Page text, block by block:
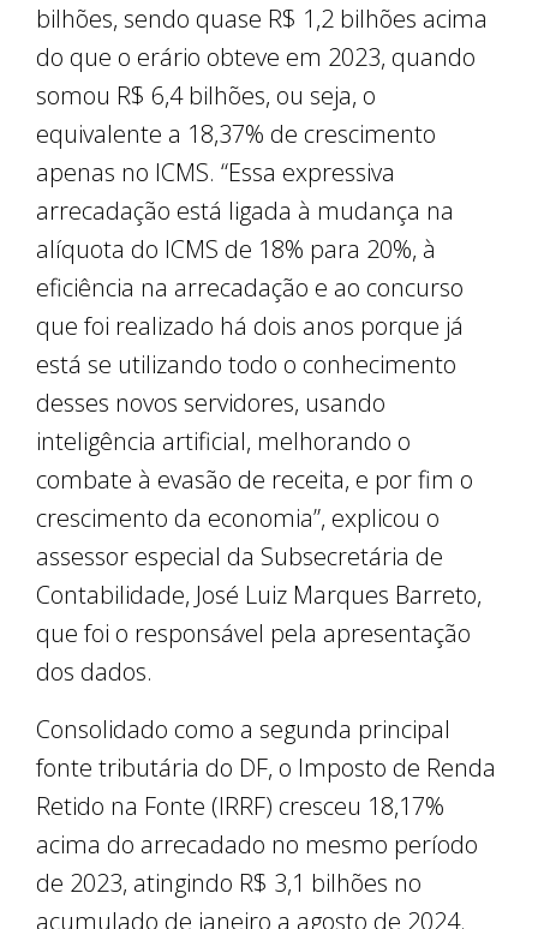
bilhões, sendo quase R$ 1,2 bilhões acima
do que o erário obteve em 2023, quando
somou R$ 6,4 bilhões, ou seja, o
equivalente a 18,37% de crescimento
apenas no ICMS. “Essa expressiva
arrecadação está ligada à mudança na
alíquota do ICMS de 18% para 20%, à
eficiência na arrecadação e ao concurso
que foi realizado há dois anos porque já
está se utilizando todo o conhecimento
desses novos servidores, usando
inteligência artificial, melhorando o
combate à evasão de receita, e por fim o
crescimento da economia”, explicou o
assessor especial da Subsecretária de
Contabilidade, José Luiz Marques Barreto,
que foi o responsável pela apresentação
dos dados.
Consolidado como a segunda principal
fonte tributária do DF, o Imposto de Renda
Retido na Fonte (IRRF) cresceu 18,17%
acima do arrecadado no mesmo período
de 2023, atingindo R$ 3,1 bilhões no
acumulado de janeiro a agosto de 2024.